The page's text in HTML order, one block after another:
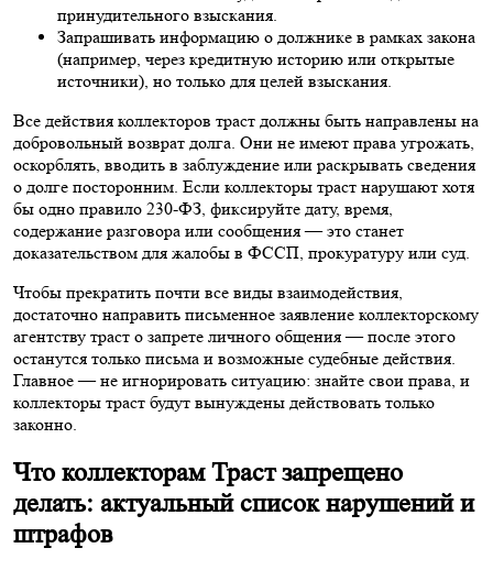
принудительного взыскания.
Запрашивать информацию о должнике в рамках закона
(например, через кредитную историю или открытые
источники), но только для целей взыскания.
Все действия коллекторов траст должны быть направлены на
добровольный возврат долга. Они не имеют права угрожать,
оскорблять, вводить в заблуждение или раскрывать сведения
о долге посторонним. Если коллекторы траст нарушают хотя
бы одно правило 230-ФЗ, фиксируйте дату, время,
содержание разговора или сообщения — это станет
доказательством для жалобы в ФССП, прокуратуру или суд.
Чтобы прекратить почти все виды взаимодействия,
достаточно направить письменное заявление коллекторскому
агентству траст о запрете личного общения — после этого
останутся только письма и возможные судебные действия.
Главное — не игнорировать ситуацию: знайте свои права, и
коллекторы траст будут вынуждены действовать только
законно.
Что коллекторам Траст запрещено
делать: актуальный список нарушений и
штрафов